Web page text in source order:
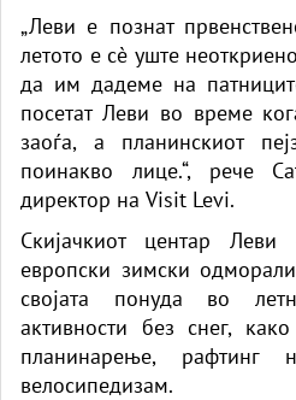
„Леви е познат
летото е сè уште
да им дадеме на
посетат Леви во време
заоѓа, а планинскиот
поинакво лице.“, рече
директор на Visit Levi.
Скијачкиот центар
европски зимски
својата понуда во
активности без снег,
планинарење, рафтинг
велосипедизам.